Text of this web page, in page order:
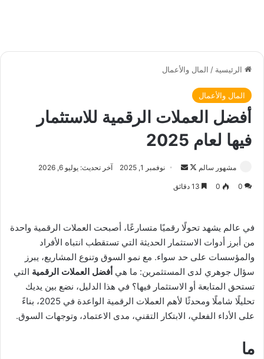
الرئيسية / المال والأعمال
المال والأعمال
أفضل العملات الرقمية للاستثمار
فيها لعام 2025
مشهور سالم
ت
ع
X د
ك
نوفمبر 1, 2025 آخر تحديث: يوليو 6, 2026
0
0
في عالم يشهد تحولًا رقميًا متسارعًا، أصبحت العملات الرقمية واحدة
من أبرز أدوات الاستثمار الحديثة التي تستقطب انتباه الأفراد
والمؤسسات على حد سواء. مع نمو السوق وتنوع المشاريع، يبرز
سؤال جوهري لدى المستثمرين: ما هي أفضل العملات الرقمية التي
تستحق المتابعة أو الاستثمار فيها؟ في هذا الدليل، نضع بين يديك
تحليلًا شاملًا ومحدثًا لأهم العملات الرقمية الواعدة في 2025، بناءً
على الأداء الفعلي، الابتكار التقني، مدى الاعتماد، وتوجهات السوق.
ما